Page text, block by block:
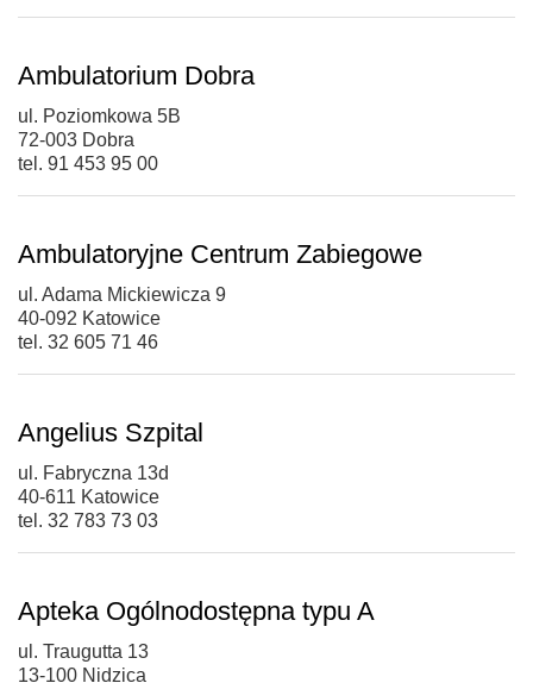
Ambulatorium Dobra
ul. Poziomkowa 5B
72-003 Dobra
tel. 91 453 95 00
Ambulatoryjne Centrum Zabiegowe
ul. Adama Mickiewicza 9
40-092 Katowice
tel. 32 605 71 46
Angelius Szpital
ul. Fabryczna 13d
40-611 Katowice
tel. 32 783 73 03
Apteka Ogólnodostępna typu A
ul. Traugutta 13
13-100 Nidzica